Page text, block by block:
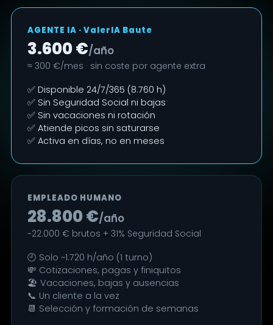
AGENTE IA · ValerIA Baute
3.600 €/año
≈ 300 €/mes · sin coste por agente extra
✅ Disponible 24/7/365 (8.760 h)
✅ Sin Seguridad Social ni bajas
✅ Sin vacaciones ni rotación
✅ Atiende picos sin saturarse
✅ Activa en días, no en meses
EMPLEADO HUMANO
28.800 €/año
~22.000 € brutos + 31% Seguridad Social
🕘 Solo ~1.720 h/año (1 turno)
💸 Cotizaciones, pagas y finiquitos
🏖️ Vacaciones, bajas y ausencias
📞 Un cliente a la vez
📆 Selección y formación de semanas